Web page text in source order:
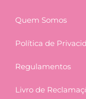
Quem Somos
Política de
Regulamentos
Livro de